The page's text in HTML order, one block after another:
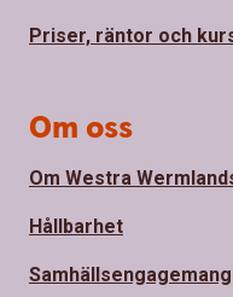
Priser, räntor och
Om oss
Om Westra
Hållbarhet
Samhällsengagemang